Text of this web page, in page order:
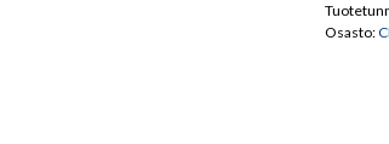
Osasto: